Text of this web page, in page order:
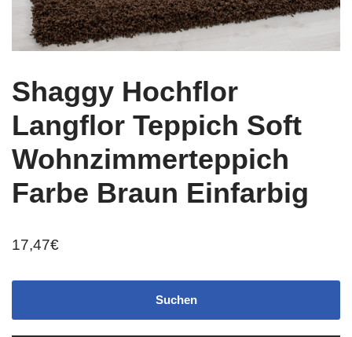
Shaggy Hochflor
Langflor Teppich Soft
Wohnzimmerteppich
Farbe Braun Einfarbig
17,47€
Suchen